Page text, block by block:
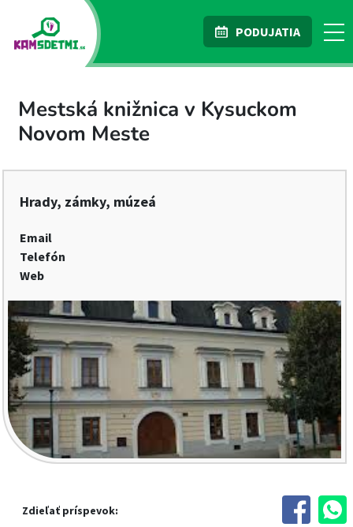
PODUJATIA
Mestská knižnica v Kysuckom
Novom Meste
Hrady, zámky, múzeá
Email
Telefón
Web
Zdieľať príspevok: